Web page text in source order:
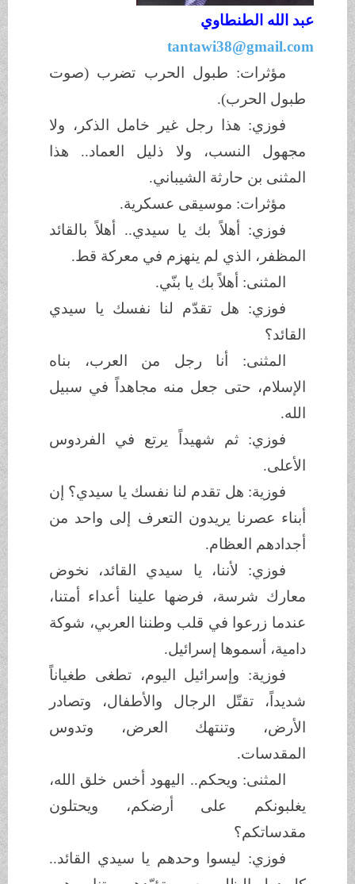
عبد الله الطنطاوي
tantawi38@gmail.com
مؤثرات: طبول الحرب تضرب (صوت
طبول الحرب).
فوزي: هذا رجل غير خامل الذكر، ولا
مجهول النسب، ولا ذليل العماد.. هذا
المثنى بن حارثة الشيباني.
مؤثرات: موسيقى عسكرية.
فوزي: أهلاً بك يا سيدي.. أهلاً بالقائد
المظفر، الذي لم ينهزم في معركة قط.
المثنى: أهلاً بك يا بنّي.
فوزي: هل تقدّم لنا نفسك يا سيدي
القائد؟
المثنى: أنا رجل من العرب، بناه
الإسلام، حتى جعل منه مجاهداً في سبيل
الله.
فوزي: ثم شهيداً يرتع في الفردوس
الأعلى.
فوزية: هل تقدم لنا نفسك يا سيدي؟ إن
أبناء عصرنا يريدون التعرف إلى واحد من
أجدادهم العظام.
فوزي: لأننا، يا سيدي القائد، نخوض
معارك شرسة، فرضها علينا أعداء أمتنا،
عندما زرعوا في قلب وطننا العربي، شوكة
دامية، أسموها إسرائيل.
فوزية: وإسرائيل اليوم، تطغى طغياناً
شديداً، تقتّل الرجال والأطفال، وتصادر
الأرض، وتنتهك العرض، وتدوس
المقدسات.
المثنى: ويحكم.. اليهود أخس خلق الله،
يغلبونكم على أرضكم، ويحتلون
مقدساتكم؟
فوزي: ليسوا وحدهم يا سيدي القائد..